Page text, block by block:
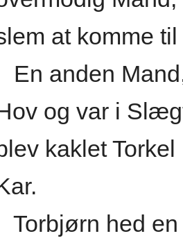
at komme
En anden
og var i
kaklet
Torbjørn hed